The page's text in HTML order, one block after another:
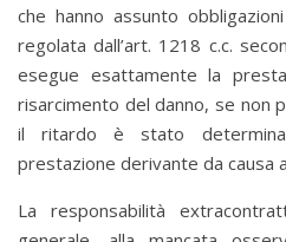
che hanno assunto
regolata dall’art. 1218 c.c.
esegue esattamente la
risarcimento del danno, se non
il ritardo è stato
prestazione derivante da causa
La responsabilità